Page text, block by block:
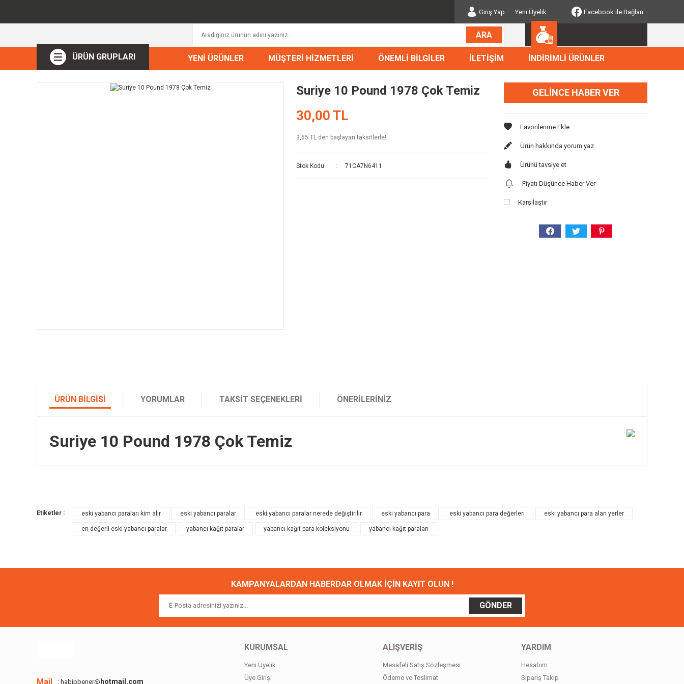
Giriş Yap Yeni Üyelik Facebook ile Bağlan
ARA
ÜRÜN GRUPLARI YENİ ÜRÜNLER MÜŞTERİ HİZMETLERİ ÖNEMLİ BİLGİLER İLETİŞİM İNDİRİMLİ ÜRÜNLER
Suriye 10 Pound 1978 Çok Temiz
30,00 TL
3,65 TL den başlayan taksitlerle!
Stok Kodu 71CA7N6411
GELINCE HABER VER
Ürün hakkında yorum yaz
Ürünü tavsiye et
Fiyatı Düşünce Haber Ver
Karşılaştır
ÜRÜN BILGISI YORUMLAR TAKSIT SEÇENEKLERI ÖNERILERINIZ
Suriye 10 Pound 1978 Çok Temiz
Yorum Yaz
Ürün resmi kalitesiz, bozuk veya görüntülenemiyor.
Ürün açıklamasında eksik bilgiler bulunuyor.
Etiketler : eski yabancı paraları kim alır eski yabancı paralar eski yabancı paralar nerede değiştirilir eski yabancı para eski yabancı para değerleri eski yabancı para alan yerler
en değerli eski yabancı paralar yabancı kağıt paralar yabancı kağıt para koleksiyonu yabancı kağıt paraları
KAMPANYALARDAN HABERDAR OLMAK İÇİN KAYIT OLUN !
GÖNDER
Mail : habipbener@ hotmail.com
KURUMSAL
Yeni Üyelik
Üye Girişi
ALIŞVERİŞ
Mesafeli Satış Sözleşmesi
Ödeme ve Teslimat
YARDIM
Hesabım
Sipariş Takip